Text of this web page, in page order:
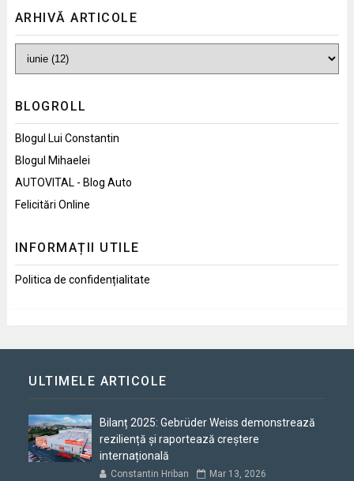
ARHIVĂ ARTICOLE
BLOGROLL
Blogul Lui Constantin
Blogul Mihaelei
AUTOVITAL - Blog Auto
Felicitări Online
INFORMAȚII UTILE
Politica de confidențialitate
ULTIMELE ARTICOLE
Bilanț 2025: Gebrüder Weiss demonstrează
reziliență și raportează creștere
internațională
Constantin Hriban Mar 13, 2026